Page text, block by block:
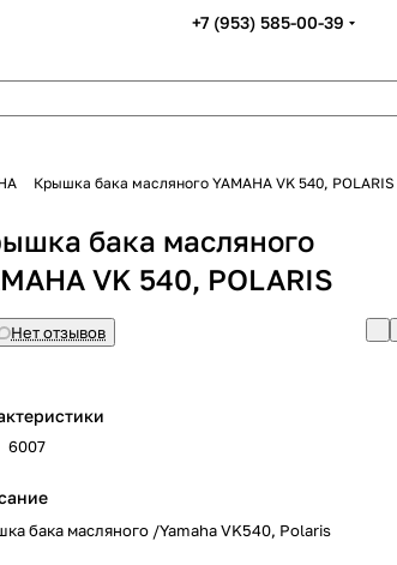
+7 (953) 585-00-39
Крышка бака масляного YAMAHA VK 540, POLARIS
бака масляного
VK 540, POLARIS
Нет отзывов
6007
бака масляного /Yamaha VK540, Polaris